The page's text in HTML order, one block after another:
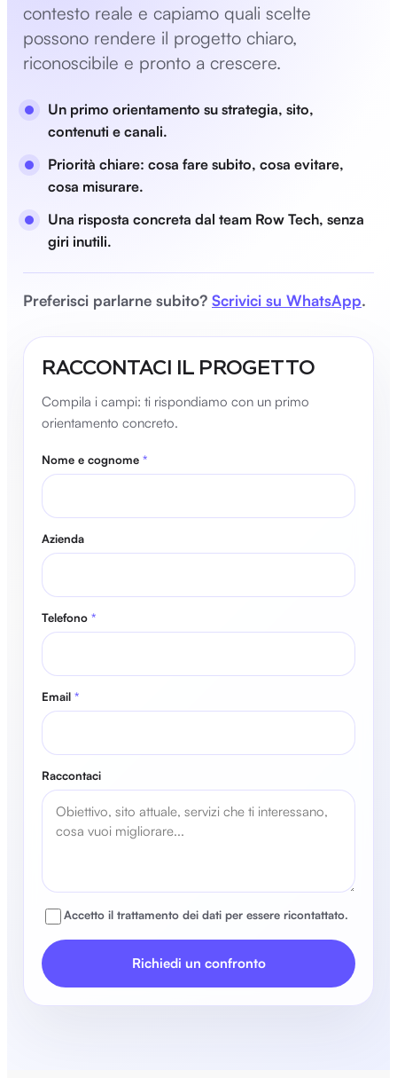
contesto reale e capiamo quali scelte
possono rendere il progetto chiaro,
riconoscibile e pronto a crescere.
Un primo orientamento su strategia, sito,
contenuti e canali.
Priorità chiare: cosa fare subito, cosa evitare,
cosa misurare.
Una risposta concreta dal team Row Tech, senza
giri inutili.
Preferisci parlarne subito? Scrivici su WhatsApp.
RACCONTACI IL PROGETTO
Compila i campi: ti rispondiamo con un primo
orientamento concreto.
Nome e cognome *
Azienda
Telefono *
Email *
Raccontaci
Accetto il trattamento dei dati per essere ricontattato.
Richiedi un confronto